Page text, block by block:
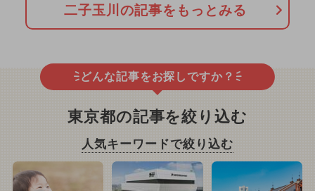
二子玉川の記事をもっとみる
どんな記事をお探しですか？
東京都の記事を絞り込む
人気キーワードで絞り込む